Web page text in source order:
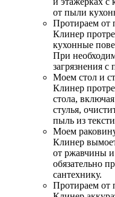
от пыли
Протираем
Клинер
кухонные
При
загрязнения
Моем стол и
Клинер
стола,
стулья,
пыль из
Моем
Клинер
от ржавчины и
обязательно
сантехнику.
Протираем от